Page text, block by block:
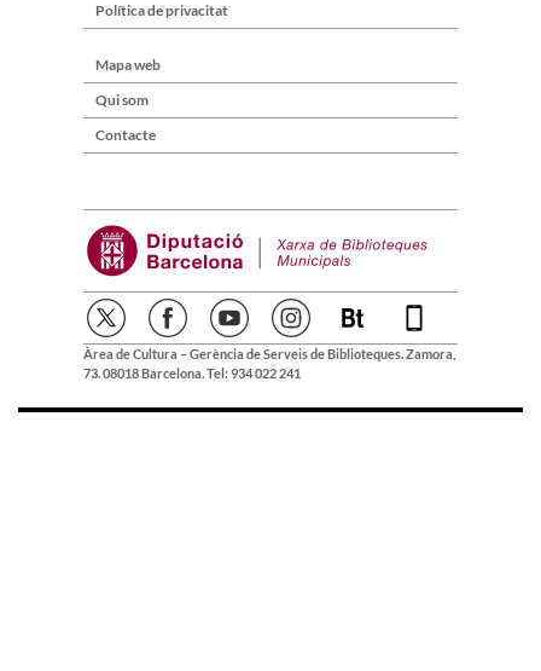
Política de privacitat
Mapa web
Qui som
Contacte
Àrea de Cultura – Gerència de Serveis de Biblioteques. Zamora,
73. 08018 Barcelona. Tel: 934 022 241